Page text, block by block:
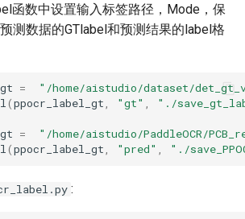
函数中设置输入标签路径，Mode，保
测数据的GTlabel和预测结果的label格
=
"/home/aistudio/dataset/
(ppocr_label_gt, "gt" , "./
=
"/home/aistudio/PaddleOCR/
(ppocr_label_gt, "pred" , "./
: